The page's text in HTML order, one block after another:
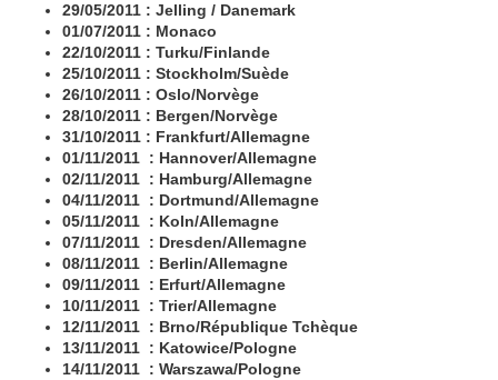
29/05/2011 : Jelling / Danemark
01/07/2011 : Monaco
22/10/2011 : Turku/Finlande
25/10/2011 : Stockholm/Suède
26/10/2011 : Oslo/Norvège
28/10/2011 : Bergen/Norvège
31/10/2011 : Frankfurt/Allemagne
01/11/2011 : Hannover/Allemagne
02/11/2011 : Hamburg/Allemagne
04/11/2011 : Dortmund/Allemagne
05/11/2011 : Koln/Allemagne
07/11/2011 : Dresden/Allemagne
08/11/2011 : Berlin/Allemagne
09/11/2011 : Erfurt/Allemagne
10/11/2011 : Trier/Allemagne
12/11/2011 : Brno/République Tchèque
13/11/2011 : Katowice/Pologne
14/11/2011 : Warszawa/Pologne